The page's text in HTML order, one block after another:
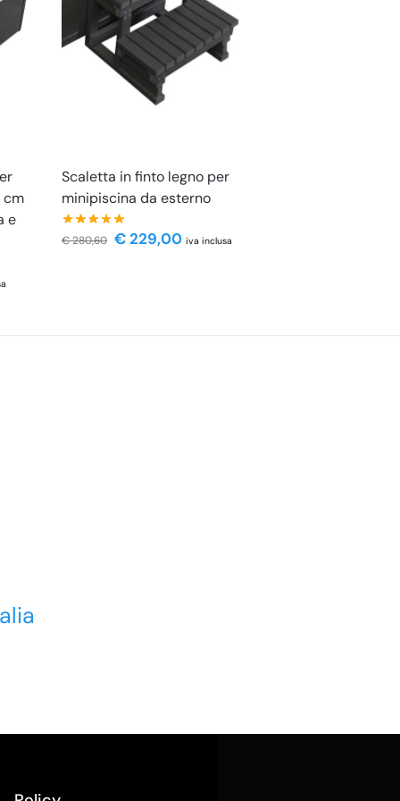
cm
e
Scaletta in finto legno per
minipiscina da esterno
€280,60 €229,00 iva inclusa